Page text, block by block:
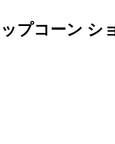
プコーン シ